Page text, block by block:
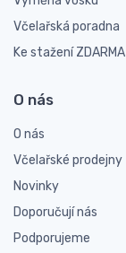
Včelařská poradna
Ke stažení ZDARMA
O nás
O nás
Včelařské prodejny
Novinky
Doporučují nás
Podporujeme